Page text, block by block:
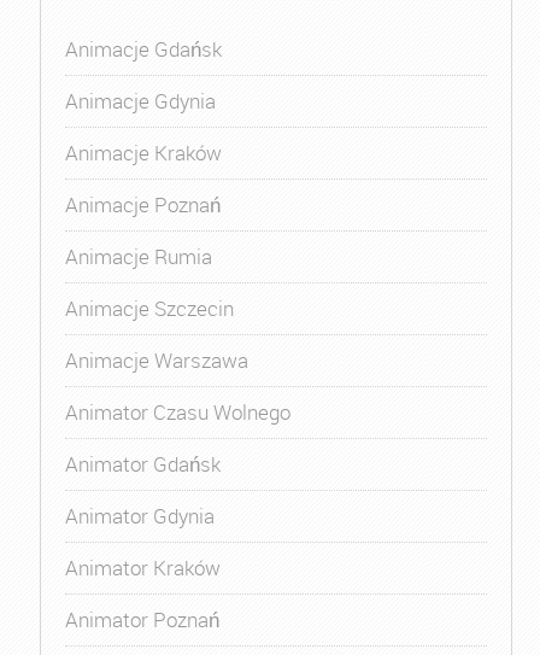
Animacje Gdańsk
Animacje Gdynia
Animacje Kraków
Animacje Poznań
Animacje Rumia
Animacje Szczecin
Animacje Warszawa
Animator Czasu Wolnego
Animator Gdańsk
Animator Gdynia
Animator Kraków
Animator Poznań